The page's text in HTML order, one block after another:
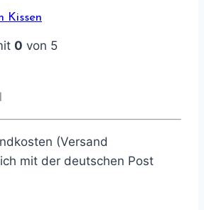
Kissen
0 von 5
(Versand
mit der deutschen Post